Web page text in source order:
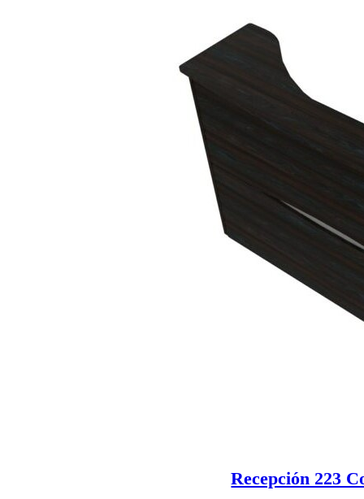
Recepción 223